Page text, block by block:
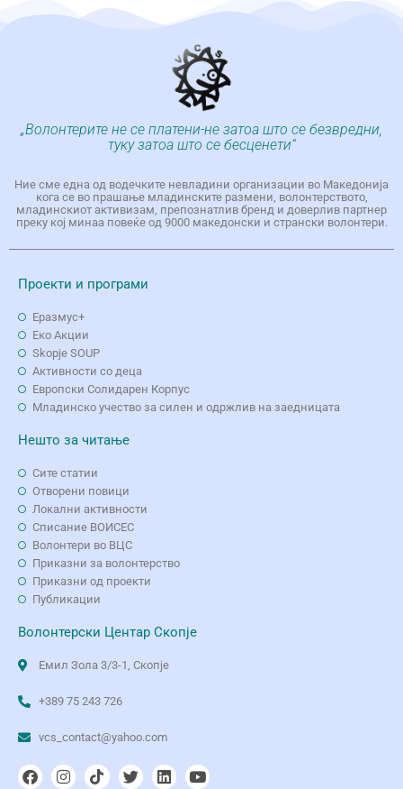
„Волонтерите не се платени-не затоа што се безвредни,
туку затоа што се бесценети“
Ние сме една од водечките невладини организации во Македонија
кога се во прашање младинските размени, волонтерството,
младинскиот активизам, препознатлив бренд и доверлив партнер
преку кој минаа повеќе од 9000 македонски и странски волонтери.
Проекти и програми
Еразмус+
Еко Aкции
Skopje SOUP
Активности со деца
Европски Солидарен Корпус
Младинско учество за силен и одржлив на заедницата
Нешто за читање
Сите статии
Отворени повици
Локални активности
Списание ВОИСЕС
Волонтери во ВЦС
Приказни за волонтерство
Приказни од проекти
Публикации
Волонтерски Центар Скопје
Емил Зола 3/3-1, Скопје
+389 75 243 726
vcs_contact@yahoo.com